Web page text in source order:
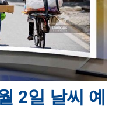
2일 날씨 예